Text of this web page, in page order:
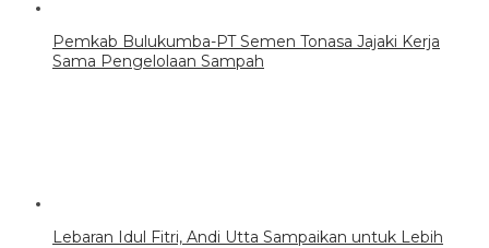
Pemkab Bulukumba-PT Semen Tonasa Jajaki Kerja
Sama Pengelolaan Sampah
Lebaran Idul Fitri, Andi Utta Sampaikan untuk Lebih